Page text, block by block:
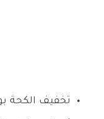
تخفيف الكحة